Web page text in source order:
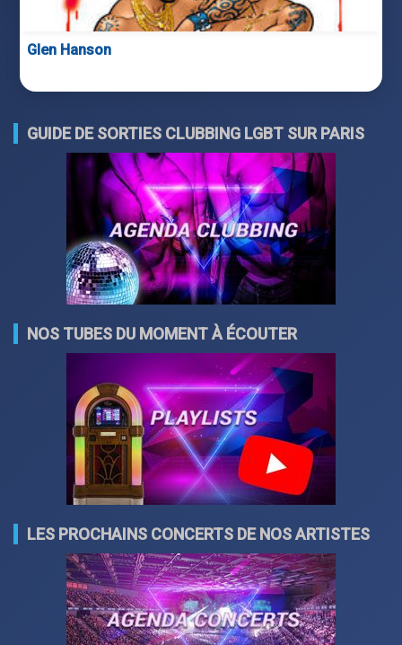
Glen Hanson
GUIDE DE SORTIES CLUBBING LGBT SUR PARIS
NOS TUBES DU MOMENT À ÉCOUTER
LES PROCHAINS CONCERTS DE NOS ARTISTES